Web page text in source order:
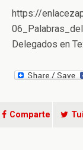
https://
Delegados en
Comparte